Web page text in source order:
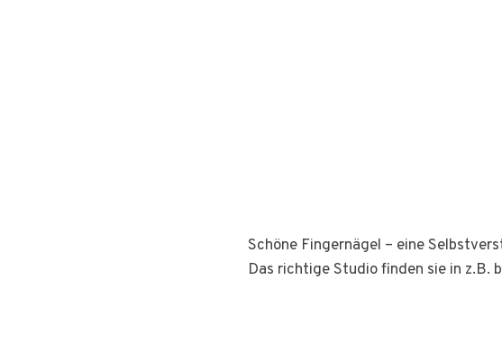
Schöne Fingernägel – eine
Das richtige Studio finden sie in z.B.